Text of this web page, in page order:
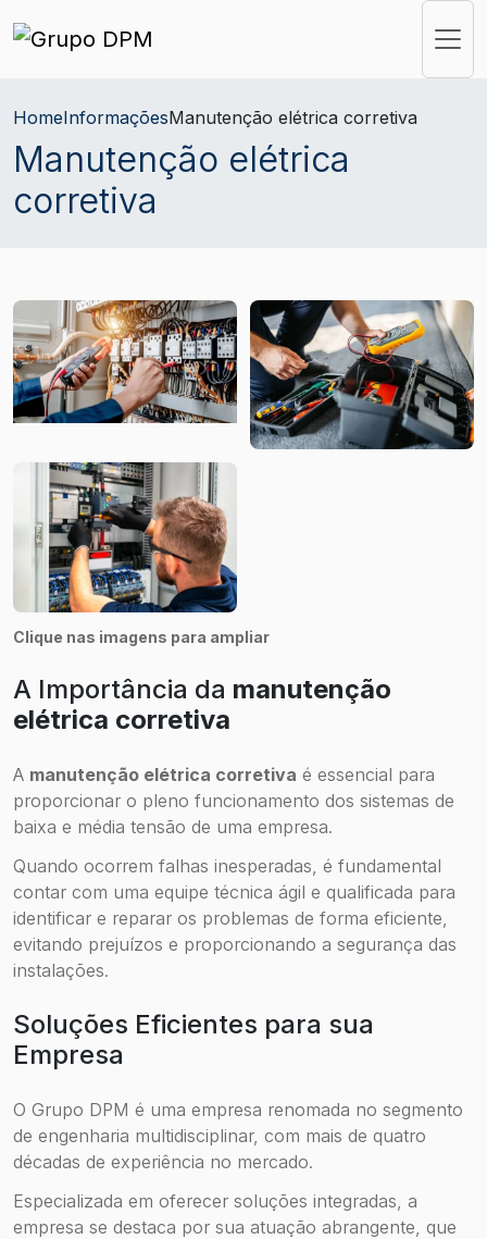
HomeInformaçõesManutenção elétrica corretiva
Manutenção elétrica
corretiva
Clique nas imagens para ampliar
A Importância da manutenção
elétrica corretiva
A manutenção elétrica corretiva é essencial para
proporcionar o pleno funcionamento dos sistemas de
baixa e média tensão de uma empresa.
Quando ocorrem falhas inesperadas, é fundamental
contar com uma equipe técnica ágil e qualificada para
identificar e reparar os problemas de forma eficiente,
evitando prejuízos e proporcionando a segurança das
instalações.
Soluções Eficientes para sua
Empresa
O Grupo DPM é uma empresa renomada no segmento
de engenharia multidisciplinar, com mais de quatro
décadas de experiência no mercado.
Especializada em oferecer soluções integradas, a
empresa se destaca por sua atuação abrangente, que